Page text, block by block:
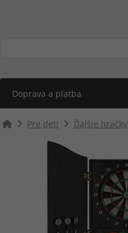
Doprava a platba
Pre deti Ďalšie hračky